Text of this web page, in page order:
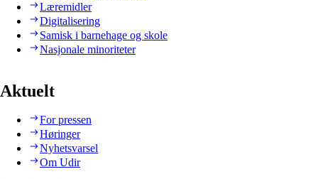
Læremidler
Digitalisering
Samisk i barnehage og skole
Nasjonale minoriteter
Aktuelt
For pressen
Høringer
Nyhetsvarsel
Om Udir